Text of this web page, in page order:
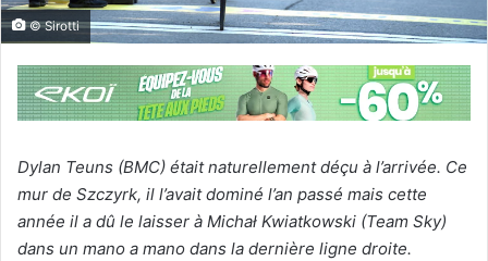
© Sirotti
Dylan Teuns (BMC) était naturellement déçu à l’arrivée. Ce
mur de Szczyrk, il l’avait dominé l’an passé mais cette
année il a dû le laisser à Michał Kwiatkowski (Team Sky)
dans un mano a mano dans la dernière ligne droite.